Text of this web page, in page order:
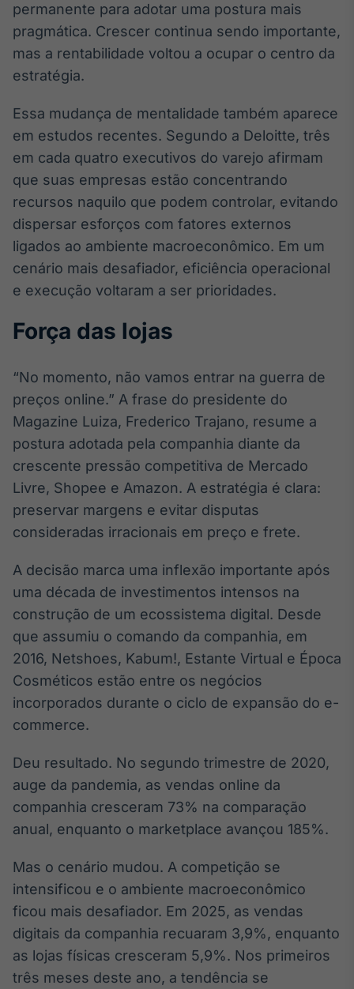
Broadcast
Cotações e
Broadcast
Widgets
Componentes
para conteúdos e
funcionalidades
Broadcast
Conteúdos e
Broadcast
Curadoria
Curadoria de
conteúdos
noticiosos
Soluções de
Tecnologia
Broadcast
Radar
Monitoramento
notícias e
conteúdos
Broadcast
Fundos
A melhor
plataforma para
analisar fundos
de investimento
Em breve
BroadFast
Em breve
Gestão de
permanente para adotar uma postura mais
pragmática. Crescer continua sendo importante,
mas a rentabilidade voltou a ocupar o centro da
estratégia.
Essa mudança de mentalidade também aparece
em estudos recentes. Segundo a Deloitte, três
em cada quatro executivos do varejo afirmam
que suas empresas estão concentrando
recursos naquilo que podem controlar, evitando
dispersar esforços com fatores externos
ligados ao ambiente macroeconômico. Em um
cenário mais desafiador, eficiência operacional
e execução voltaram a ser prioridades.
Força das lojas
“No momento, não vamos entrar na guerra de
preços online.” A frase do presidente do
Magazine Luiza, Frederico Trajano, resume a
postura adotada pela companhia diante da
crescente pressão competitiva de Mercado
Livre, Shopee e Amazon. A estratégia é clara:
preservar margens e evitar disputas
consideradas irracionais em preço e frete.
A decisão marca uma inflexão importante após
uma década de investimentos intensos na
construção de um ecossistema digital. Desde
que assumiu o comando da companhia, em
2016, Netshoes, Kabum!, Estante Virtual e Época
Cosméticos estão entre os negócios
incorporados durante o ciclo de expansão do e-
commerce.
Deu resultado. No segundo trimestre de 2020,
auge da pandemia, as vendas online da
companhia cresceram 73% na comparação
anual, enquanto o marketplace avançou 185%.
Mas o cenário mudou. A competição se
intensificou e o ambiente macroeconômico
ficou mais desafiador. Em 2025, as vendas
digitais da companhia recuaram 3,9%, enquanto
as lojas físicas cresceram 5,9%. Nos primeiros
três meses deste ano, a tendência se